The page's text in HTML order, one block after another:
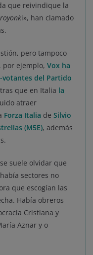
que reivindique la
i», han clamado
pero tampoco
por ejemplo, Vox ha
votantes del Partido
que en Italia la
atraer
Forza Italia de Silvio
(M5E), además
suele olvidar que
sectores no
que escogían las
Había obreros
Cristiana y
Aznar y o